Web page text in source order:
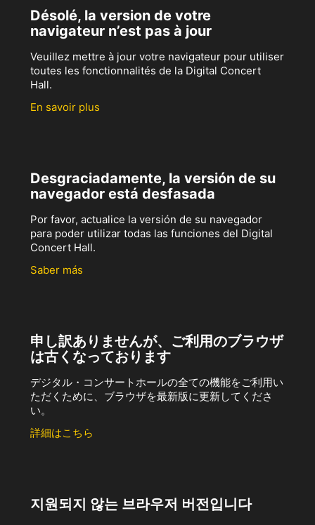
Désolé, la version de votre
navigateur n’est pas à jour
Veuillez mettre à jour votre navigateur pour utiliser
toutes les fonctionnalités de la Digital Concert
Hall.
En savoir plus
Desgraciadamente, la versión de su
navegador está desfasada
Por favor, actualice la versión de su navegador
para poder utilizar todas las funciones del Digital
Concert Hall.
Saber más
申し訳ありませんが、ご利用のブラウザ
は古くなっております
デジタル・コンサートホールの全ての機能をご利用い
ただくために、ブラウザを最新版に更新してくださ
い。
詳細はこちら
지원되지 않는 브라우저 버전입니다